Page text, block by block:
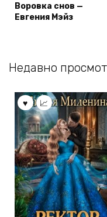
Воровка снов —
Евгения Мэйз
Недавно